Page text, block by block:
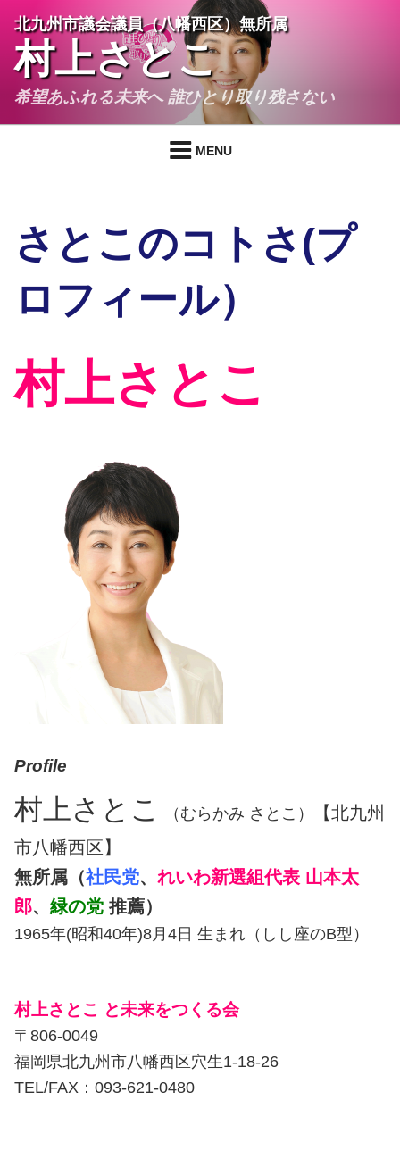
へ
北九州市議会議員（八幡西区）無所属
村上さとこ
希望あふれる未来へ 誰ひとり取り残さない
MENU
さとこのコトさ(プ
ロフィール）
村上さとこ
Profile
村上さとこ （むらかみ さとこ）
【北九州
市八幡西区】
無所属（社民党、 れいわ新選組代表 山本太
郎、 緑の党 推薦）
1965年(昭和40年)8月4日 生まれ（しし座のB型）
村上さとこ と未来をつくる会
〒806-0049
福岡県北九州市八幡西区穴生1-18-26
TEL/FAX：093-621-0480